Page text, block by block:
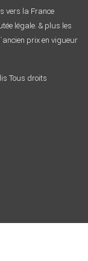
vers la France
légale. & plus les
prix en vigueur
Tous droits